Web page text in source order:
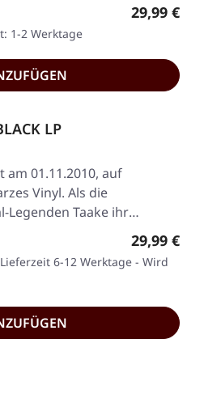
Regulärer
29,99 €
1-2 Werktage
LP
01.11.2010, auf
Vinyl. Als die
Legenden Taake ihr
Regulärer
29,99 €
6-12 Werktage - Wird